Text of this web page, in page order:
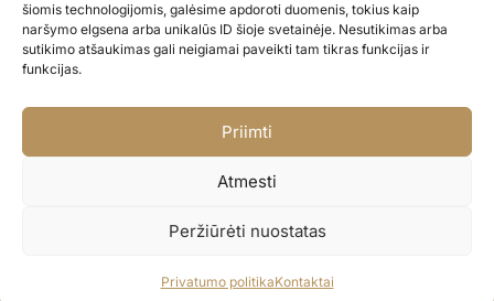
šiomis technologijomis, galėsime apdoroti duomenis, tokius kaip
naršymo elgsena arba unikalūs ID šioje svetainėje. Nesutikimas arba
sutikimo atšaukimas gali neigiamai paveikti tam tikras funkcijas ir
funkcijas.
Priimti
Atmesti
Peržiūrėti nuostatas
Privatumo politikaKontaktai
Darbų portfolio
Privatumo politika
Parduotuvės politika
© BALIONAISUMEILE 2024